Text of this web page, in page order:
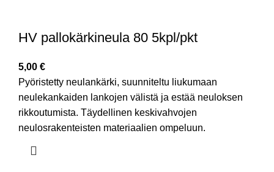
HV pallokärkineula 80 5kpl/pkt
5,00 €
Pyöristetty neulankärki, suunniteltu liukumaan
neulekankaiden lankojen välistä ja estää neuloksen
rikkoutumista. Täydellinen keskivahvojen
neulosrakenteisten materiaalien ompeluun.